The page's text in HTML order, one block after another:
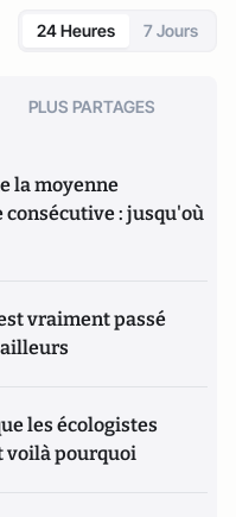
24 Heures 7 Jours
PLUS PARTAGES
la moyenne
consécutive : jusqu'où
vraiment passé
les écologistes
voilà pourquoi